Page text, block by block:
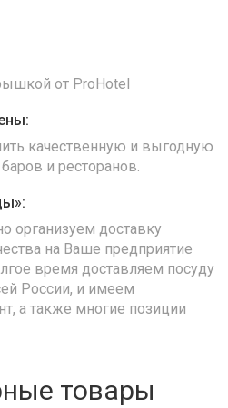
от ProHotel
качественную и выгодную
и ресторанов.
организуем доставку
на Ваше предприятие
время доставляем посуду
России, и имеем
а также многие позиции
товары